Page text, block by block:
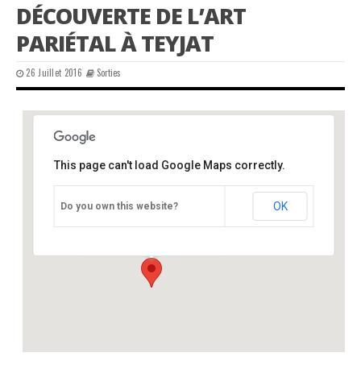
DÉCOUVERTE DE L’ART
PARIÉTAL À TEYJAT
26 Juillet 2016 Sorties
Teyjat – Musée de Préhistoire
Événements
This page can't load Google Maps correctly.
Do you own this website? OK